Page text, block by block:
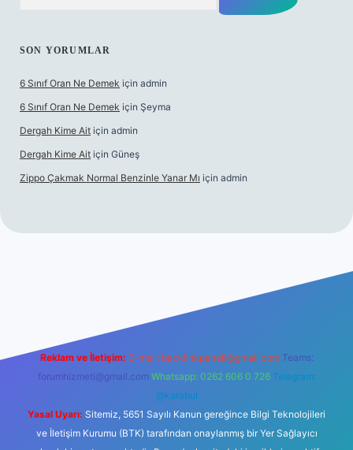
SON YORUMLAR
6 Sınıf Oran Ne Demek için admin
6 Sınıf Oran Ne Demek için Şeyma
Dergah Kime Ait için admin
Dergah Kime Ait için Güneş
Zippo Çakmak Normal Benzinle Yanar Mı için admin
Reklam ve İletişim: E-mail: backlinkpaneli@gmail.com Teams:
forumhizmeti@gmail.com Whatsapp: 0262 606 0 726 Telegram:
@karabul
Yasal Uyarı: Sitemiz, 5651 Sayılı Kanun gereğince Bilgi Teknolojileri
ve İletişim Kurumu (BTK) tarafından onaylanmış bir Yer Sağlayıcı